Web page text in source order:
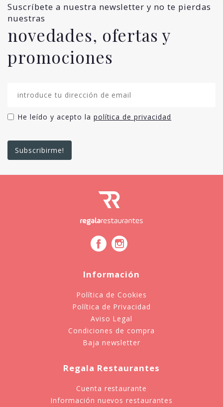
Suscríbete a nuestra newsletter y no te pierdas
nuestras
novedades, ofertas y
promociones
He leído y acepto la política de privacidad
Información
Política de Cookies
Política de Privacidad
Aviso Legal
Condiciones de compra
Baja newsletter
Regala Restaurantes
Cuenta restaurante
Información nuevos restaurantes